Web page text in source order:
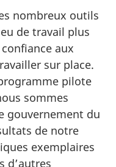
nombreux outils
de travail plus
aux
sur place.
pilote
sommes
gouvernement du
de notre
exemplaires
d’autres